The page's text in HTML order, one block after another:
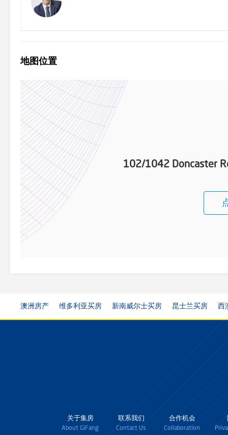
地图位置
102/1042 Doncaster
澳洲房产 维多利亚买房 新南威尔士买房 昆士兰买房 西
关于集房
About GiFang
联系我们
Contact Us
合作机会
Collaboration